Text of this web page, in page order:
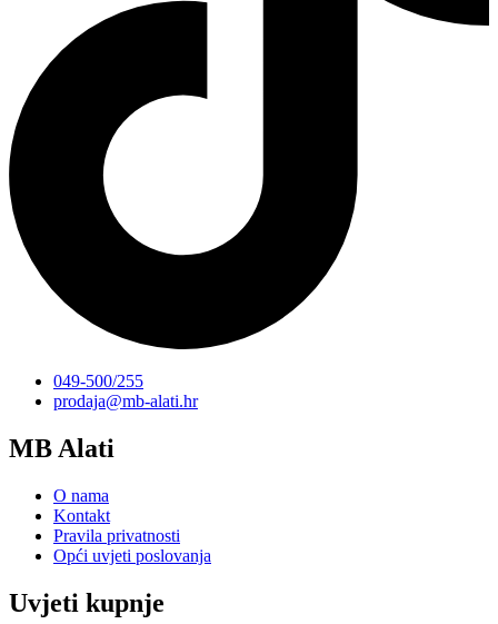
049-500/255
prodaja@mb-alati.hr
MB Alati
O nama
Kontakt
Pravila privatnosti
Opći uvjeti poslovanja
Uvjeti kupnje